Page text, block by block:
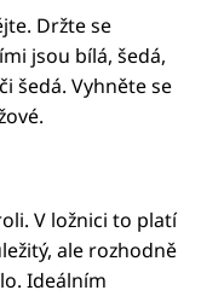
Držte se
jsou bílá, šedá,
šedá. Vyhněte se
V ložnici to platí
ale rozhodně
Ideálním